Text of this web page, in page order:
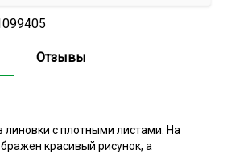
Отзывы
линовки с плотными листами. На
красивый рисунок, а